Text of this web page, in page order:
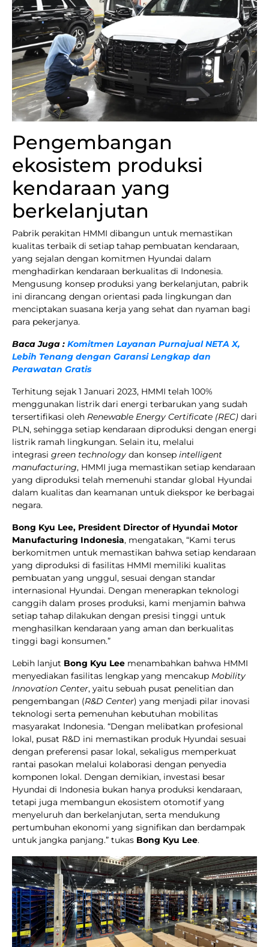
Pengembangan
ekosistem produksi
kendaraan yang
berkelanjutan
Pabrik perakitan HMMI dibangun untuk memastikan
kualitas terbaik di setiap tahap pembuatan kendaraan,
yang sejalan dengan komitmen Hyundai dalam
menghadirkan kendaraan berkualitas di Indonesia.
Mengusung konsep produksi yang berkelanjutan, pabrik
ini dirancang dengan orientasi pada lingkungan dan
menciptakan suasana kerja yang sehat dan nyaman bagi
para pekerjanya.
Baca Juga : Komitmen Layanan Purnajual NETA X,
Lebih Tenang dengan Garansi Lengkap dan
Perawatan Gratis
Terhitung sejak 1 Januari 2023, HMMI telah 100%
menggunakan listrik dari energi terbarukan yang sudah
tersertifikasi oleh Renewable Energy Certificate (REC) dari
PLN, sehingga setiap kendaraan diproduksi dengan energi
listrik ramah lingkungan. Selain itu, melalui
integrasi green technology dan konsep intelligent
manufacturing, HMMI juga memastikan setiap kendaraan
yang diproduksi telah memenuhi standar global Hyundai
dalam kualitas dan keamanan untuk diekspor ke berbagai
negara.
Bong Kyu Lee, President Director of Hyundai Motor
Manufacturing Indonesia, mengatakan, “Kami terus
berkomitmen untuk memastikan bahwa setiap kendaraan
yang diproduksi di fasilitas HMMI memiliki kualitas
pembuatan yang unggul, sesuai dengan standar
internasional Hyundai. Dengan menerapkan teknologi
canggih dalam proses produksi, kami menjamin bahwa
setiap tahap dilakukan dengan presisi tinggi untuk
menghasilkan kendaraan yang aman dan berkualitas
tinggi bagi konsumen.”
Lebih lanjut Bong Kyu Lee menambahkan bahwa HMMI
menyediakan fasilitas lengkap yang mencakup Mobility
Innovation Center, yaitu sebuah pusat penelitian dan
pengembangan (R&D Center) yang menjadi pilar inovasi
teknologi serta pemenuhan kebutuhan mobilitas
masyarakat Indonesia. “Dengan melibatkan profesional
lokal, pusat R&D ini memastikan produk Hyundai sesuai
dengan preferensi pasar lokal, sekaligus memperkuat
rantai pasokan melalui kolaborasi dengan penyedia
komponen lokal. Dengan demikian, investasi besar
Hyundai di Indonesia bukan hanya produksi kendaraan,
tetapi juga membangun ekosistem otomotif yang
menyeluruh dan berkelanjutan, serta mendukung
pertumbuhan ekonomi yang signifikan dan berdampak
untuk jangka panjang.” tukas Bong Kyu Lee.